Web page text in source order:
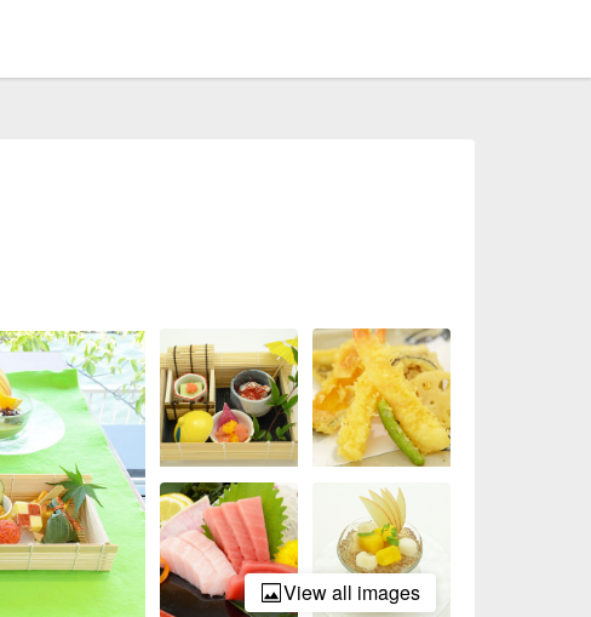
View all images